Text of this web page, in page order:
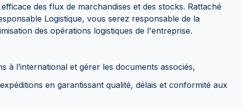
des flux de marchandises et des stocks. Rattaché
Logistique, vous serez responsable de la
des opérations logistiques de l'entreprise.
à l’international et gérer les documents associés,
en garantissant qualité, délais et conformité aux